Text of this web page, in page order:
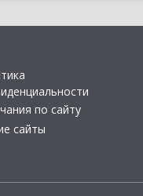
по сайту
сайты